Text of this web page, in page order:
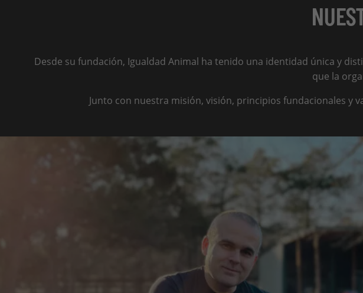
Desde su fundación, Igualdad Animal ha tenido una identidad única y
que la
Junto con nuestra misión, visión, principios fundacionales y